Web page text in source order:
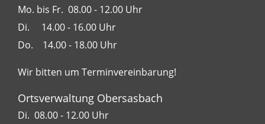
Mo. bis Fr. 08.00 - 12.00 Uhr
Di. 14.00 - 16.00 Uhr
Do. 14.00 - 18.00 Uhr
Wir bitten um Terminvereinbarung!
Ortsverwaltung Obersasbach
Di. 08.00 - 12.00 Uhr